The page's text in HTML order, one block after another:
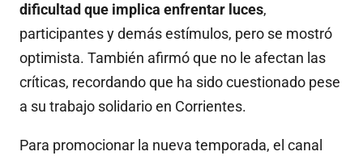
dificultad que implica enfrentar luces,
participantes y demás estímulos, pero se mostró
optimista. También afirmó que no le afectan las
críticas, recordando que ha sido cuestionado pese
a su trabajo solidario en Corrientes.
Para promocionar la nueva temporada, el canal